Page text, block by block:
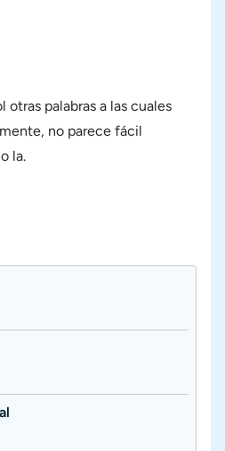
otras palabras a las cuales
no parece fácil
la.